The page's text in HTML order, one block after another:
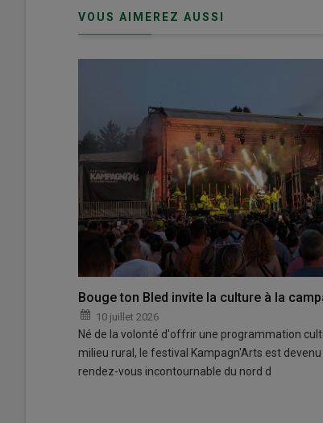
VOUS AIMEREZ AUSSI
Bouge ton Bled invite la culture à la
10 juillet 2026
Né de la volonté d'offrir une programmation
milieu rural, le festival Kampagn'Arts est devenu
rendez-vous incontournable du nord d